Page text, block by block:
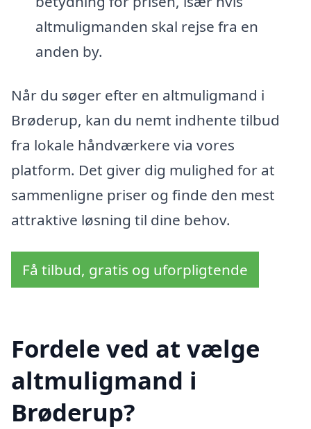
altmuligmanden skal rejse fra en
anden by.
Når du søger efter en altmuligmand i
Brøderup, kan du nemt indhente tilbud
fra lokale håndværkere via vores
platform. Det giver dig mulighed for at
sammenligne priser og finde den mest
attraktive løsning til dine behov.
Få tilbud, gratis og uforpligtende
Fordele ved at vælge
altmuligmand i
Brøderup?